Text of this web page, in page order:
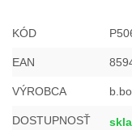
KÓD
EAN
VÝROBCA
DOSTUPNOSŤ